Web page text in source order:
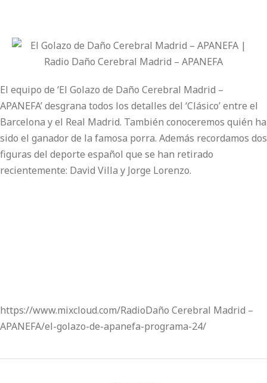
El equipo de ‘El Golazo de Daño Cerebral Madrid –
APANEFA’ desgrana todos los detalles del ‘Clásico’ entre el
Barcelona y el Real Madrid. También conoceremos quién ha
sido el ganador de la famosa porra. Además recordamos dos
figuras del deporte español que se han retirado
recientemente: David Villa y Jorge Lorenzo.
https://www.mixcloud.com/RadioDaño Cerebral Madrid –
APANEFA/el-golazo-de-apanefa-programa-24/